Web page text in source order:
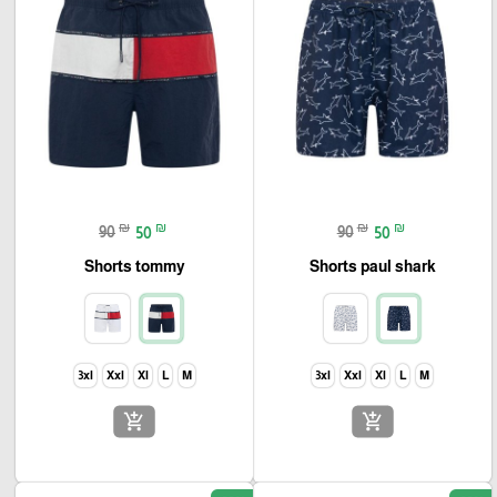
90 ₪ 50 ₪
Shorts paul shark
M
L
Xl
Xxl
3xl
add_shopping_cart
90 ₪ 50 ₪
Shorts tommy
M
L
Xl
Xxl
3xl
add_shopping_cart